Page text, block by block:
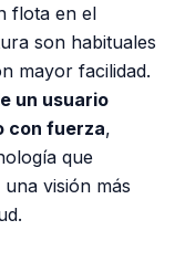
flota en el
son habituales
mayor facilidad.
un usuario
con fuerza,
que
visión más